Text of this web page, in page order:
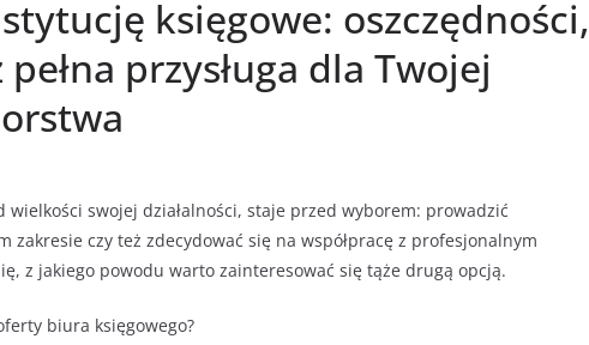
księgowe: oszczędności,
przysługa dla Twojej
swojej działalności, staje przed wyborem: prowadzić
zakresie czy też zdecydować się na współpracę z profesjonalnym
z jakiego powodu warto zainteresować się tąże drugą opcją.
biura księgowego?